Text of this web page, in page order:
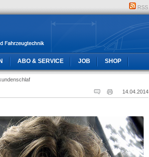
RSS
ABO & SERVICE JOB SHOP
14.04.2014